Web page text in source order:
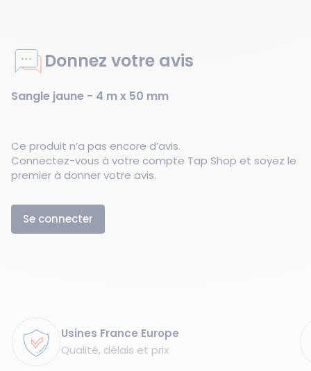
Donnez votre avis
Sangle jaune - 4 m x 50 mm
Ce produit n’a pas encore d’avis.
Connectez-vous à votre compte Tap Shop et soyez le
premier à donner votre avis.
Se connecter
Usines France Europe
Qualité, délais et prix